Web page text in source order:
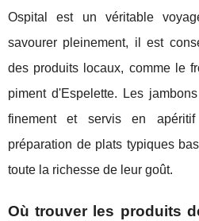
Ospital est un véritable
savourer pleinement, il est
des produits locaux, comme le
piment d'Espelette. Les
finement et servis en
préparation de plats typiques
toute la richesse de leur goût.
Où trouver les produits